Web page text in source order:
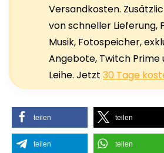
Versandkosten.
von schneller Lieferung,
Musik, Fotospeicher,
Angebote, Twitch Prime
Leihe. Jetzt 30 Tage
teilen teilen
teilen teilen